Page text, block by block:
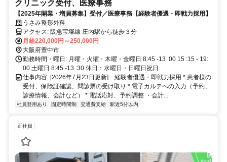
クリニック受付、医療事務
【2025年開業・増員募集】受付／医療事務【経験者優遇・即戦力採用】
うさみ整形外科
アクセス: 阪急宝塚線 庄内駅から徒歩３分
月給220,000円～250,000円
大阪府豊中市
勤務時間・曜日: 月曜・火曜・木曜・金曜日 8:45 -13 :00 15 :15 - 19:
00 土曜日 8:45 -13 :30 休日：水曜日・日曜日祝日
仕事内容: [2026年7月23日更新] 経験者優遇・即戦力採用 * 患者様の
受付、保険証確認、問診票の受け取り * 電子カルテへの入力（予約、
診療情報、会計など） * 電話応対、予約調整 ・会計...
社員登用あり 固定時間制 交通費支給 駅近5分以内
正社員